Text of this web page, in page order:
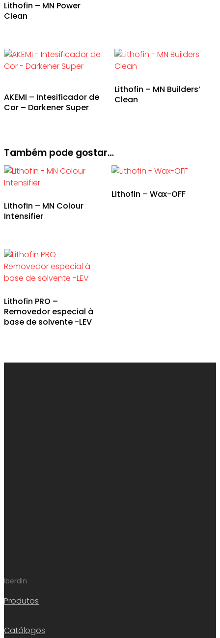
Lithofin – MN Power
Clean
AKEMI – Intesificador de
Cor – Darkener Super
Lithofin – MN Builders’
Clean
Também pode gostar…
Lithofin – MN Colour
Intensifier
Lithofin – Wax-OFF
Lithofin PRO –
Removedor especial à
base de solvente -LEV
Iberdin
Produtos
Catálogos